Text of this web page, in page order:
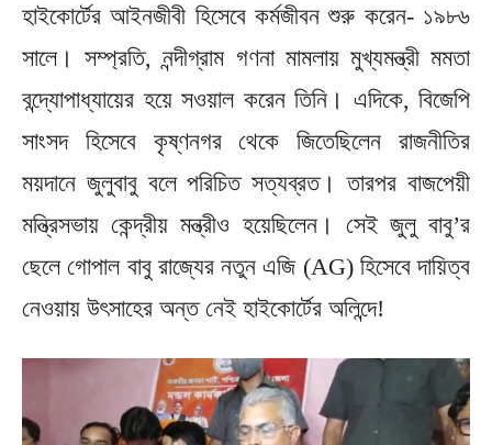
হাইকোর্টের আইনজীবী হিসেবে কর্মজীবন শুরু করেন- ১৯৮৬
সালে। সম্প্রতি, নন্দীগ্রাম গণনা মামলায় মুখ্যমন্ত্রী মমতা
বন্দ্যোপাধ্যায়ের হয়ে সওয়াল করেন তিনি। এদিকে, বিজেপি
সাংসদ হিসেবে কৃষ্ণনগর থেকে জিতেছিলেন রাজনীতির
ময়দানে জুলুবাবু বলে পরিচিত সত্যব্রত। তারপর বাজপেয়ী
মন্ত্রিসভায় কেন্দ্রীয় মন্ত্রীও হয়েছিলেন। সেই জুলু বাবু’র
ছেলে গোপাল বাবু রাজ্যের নতুন এজি (AG) হিসেবে দায়িত্ব
নেওয়ায় উৎসাহের অন্ত নেই হাইকোর্টের অলিন্দে!